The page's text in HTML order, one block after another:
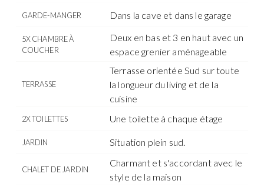
GARDE-MANGER Dans la cave et dans le garage
5X CHAMBRE À
COUCHER
Deux en bas et 3 en haut avec un
espace grenier aménageable
TERRASSE
Terrasse orientée Sud sur toute
la longueur du living et de la
cuisine
2X TOILETTES Une toilette à chaque étage
JARDIN Situation plein sud.
CHALET DE JARDIN
Charmant et s'accordant avec le
style de la maison